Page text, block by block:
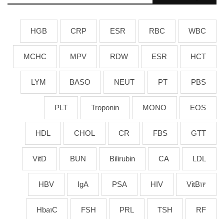
WBC
RBC
ESR
CRP
HGB
HCT
ESR
RDW
MPV
MCHC
PBS
PT
NEUT
BASO
LYM
EOS
MONO
Troponin
PLT
GTT
FBS
CR
CHOL
HDL
LDL
CA
Bilirubin
BUN
VitD
VitB12
HIV
PSA
IgA
HBV
RF
TSH
PRL
FSH
Hba1C